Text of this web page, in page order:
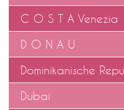
C O S T A Venezia
D O N A U
Dominikanische
Dubai